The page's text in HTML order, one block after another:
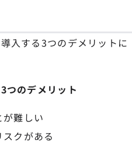
入する3つのデメリットに
つのデメリット
難しい
クがある